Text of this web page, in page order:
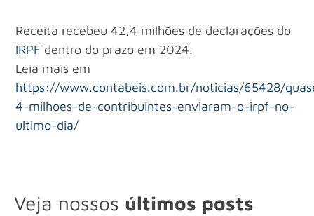
Receita recebeu 42,4 milhões de declarações do
IRPF dentro do prazo em 2024.
Leia mais em
https://www.contabeis.com.br/noticias/65428/
4-milhoes-de-contribuintes-enviaram-o-irpf-no-
ultimo-dia/
Veja nossos últimos posts